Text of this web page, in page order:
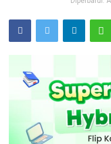
Olahraga
Pendidikan